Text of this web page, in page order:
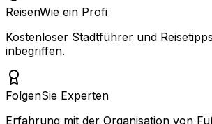
ReisenWie ein Profi
Kostenloser Stadtführer und
inbegriffen.
FolgenSie Experten
Erfahrung mit der Organisation von